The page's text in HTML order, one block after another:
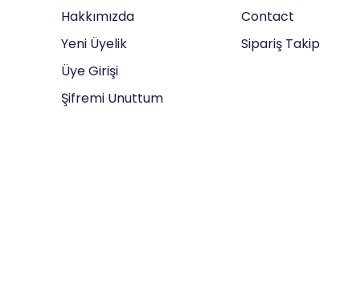
Hakkımızda
Yeni Üyelik
Üye Girişi
Şifremi Unuttum
Contact
Sipariş Takip